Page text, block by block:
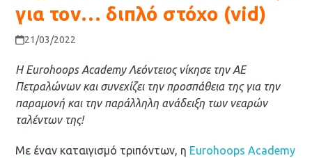
για τον… διπλό στόχο (vid)
21/03/2022
Η Eurohoops Academy Λεόντειος νίκησε την ΑΕ
Πετραλώνων και συνεχίζει την προσπάθεια της για την
παραμονή και την παράλληλη ανάδειξη των νεαρών
ταλέντων της!
Με έναν καταιγισμό τριπόντων, η Eurohoops Academy